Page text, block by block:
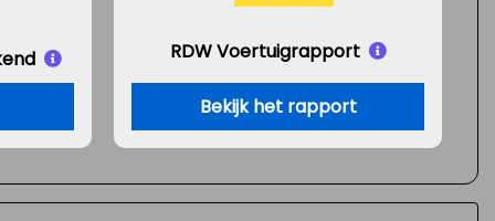
RDW Voertuigrapport
Bekijk het rapport